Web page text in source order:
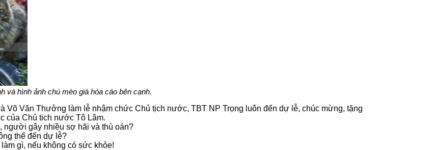
và hình ảnh chú mèo già hóa cáo bên cạnh.
Võ Văn Thưởng làm lễ nhậm chức Chủ tịch nước, TBT NP Trọng luôn đến dự lễ, chúc mừng, tặng
của Chủ tich nước Tô Lâm.
người gây nhiều sợ hãi và thù oán?
thể đến dự lễ?
gì, nếu không có sức khỏe!